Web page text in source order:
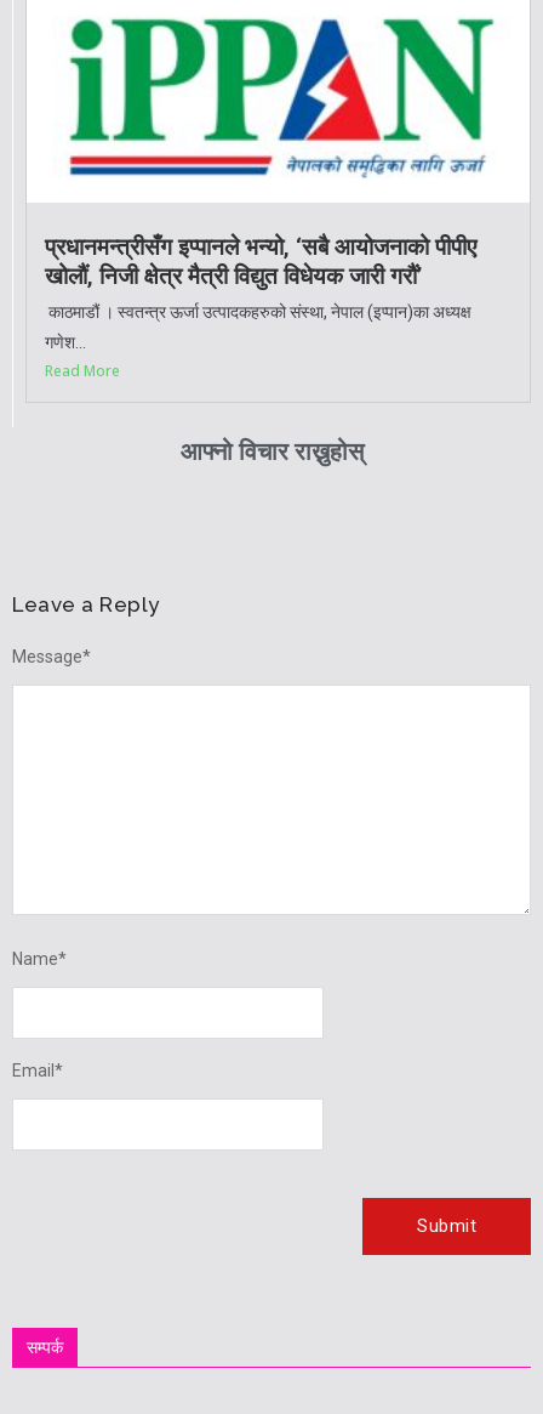
प्रधानमन्त्रीसँग इप्पानले भन्यो, ‘सबै आयोजनाको पीपीए
खोलौं, निजी क्षेत्र मैत्री विद्युत विधेयक जारी गरौं’
काठमाडौं । स्वतन्त्र ऊर्जा उत्पादकहरुको संस्था, नेपाल (इप्पान)का अध्यक्ष
गणेश...
Read More
आफ्नो विचार राख्नुहोस्
Leave a Reply
Message*
Name*
Email *
सम्पर्क